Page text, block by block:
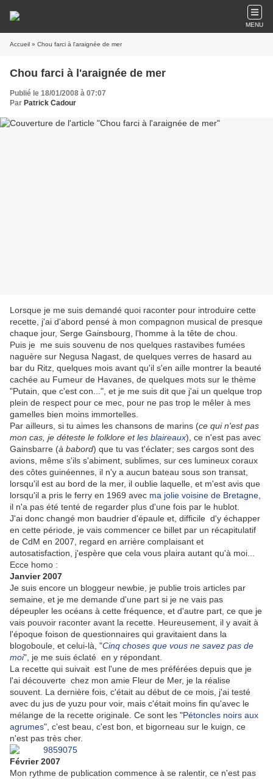
MENU
Accueil » Chou farci à l'araignée de mer
Chou farci à l'araignée de mer
Publié le 18/01/2008 à 07:07
Par Patrick Cadour
Lorsque je me suis demandé quoi raconter pour introduire cette
recette, j'ai d'abord pensé à mon compagnon musical de presque
chaque jour, Serge Gainsbourg, l'homme à la tête de chou.
Puis je me suis souvenu de nos quelques rastavibes fumées
naguère sur Negusa Nagast, de quelques verres de hasard au
bar du Ritz, quelques mois avant qu'il s'en aille montrer la beauté
cachée au Fumeur de Havanes, de quelques mots sur le thème
"Putain, que c'est con...", et je me suis dit que j'ai un quelque trop
plein de respect pour ce mec, pour ne pas trop le mêler à mes
gamelles bien moins immortelles.
Par ailleurs, si tu aimes les chansons de marins (ce qui n'est pas
mon cas, je déteste le folklore etles blaireaux), ce n'est pas avec
Gainsbarre (à babord) que tu vas t'éclater; ses cargos sont des
avions, même s'ils s'abiment, sublimes, sur ces lumineux coraux
des côtes guinéennes, il n'y a aucun bateau sous son transat,
lorsqu'il est au bord de la mer, il oublie laquelle, et m'est avis que
lorsqu'il a pris le ferry en 1969 avec ma jolie voisine de Bretagne
il n'a pas été tenté de regarder plus d'une fois par le hublot.
J'ai donc changé mon baudrier d'épaule et, difficile d'y échapper
en cette période, je vais commencer ce billet par un récapitulatif
de CdM en 2007, regard en arrière complaisant et
autosatisfaction, j'espère que cela vous plaira autant qu'à moi...
Ecce homo :
Janvier 2007
Je suis encore un bloggeur newbie, je publie trois articles par
semaine, et je me demande d'une part si je ne vais pas
dépeupler les océans à cette fréquence, et d'autre part, ce que je
vais pouvoir raconter avant la recette. Heureusement, il y avait à
l'époque foison de questionnaires qui gravitaient dans la
blogoboule, et celui-là, "Cinq choses que vous ne savez pas de
moi", je me suis éclaté en y répondant.
La recette qui suivait est l'une de mes préférées depuis que je
l'ai découverte chez mon amie Fleur de Mer, je la réalise
souvent. La dernière fois, c'était au début de ce mois, j'ai testé
avec du jus de yuzu pour voir, mais c'était moins fin qu'avec le
mélange de la recette originale. Ce sont les "Pétoncles noirs aux
agrumes", c'est beau, c'est bon, et bigorneau sur le kuign, ce
n'est pas très cher.
Février 2007
Mon rythme de publication commence à se ralentir, ce n'est pas